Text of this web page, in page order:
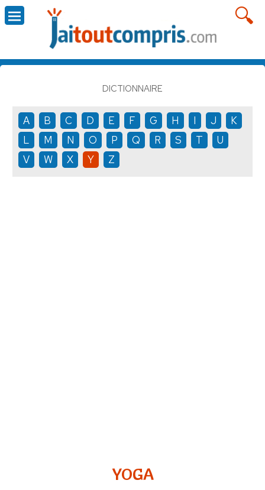
DICTIONNAIRE
A B C D E F G H I J
K
L
M N O P Q R S T
U
V
W X Y Z
YOGA